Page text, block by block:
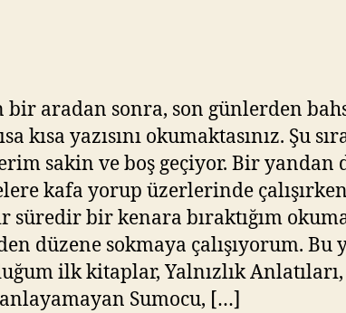
z
bir aradan sonra, son günlerden
kısa yazısını okumaktasınız. Şu
sakin ve boş geçiyor. Bir yandan
kafa yorup üzerlerinde
süredir bir kenara bıraktığım okuma
düzene sokmaya çalışıyorum. Bu
ilk kitaplar, Yalnızlık
Sumocu, […]